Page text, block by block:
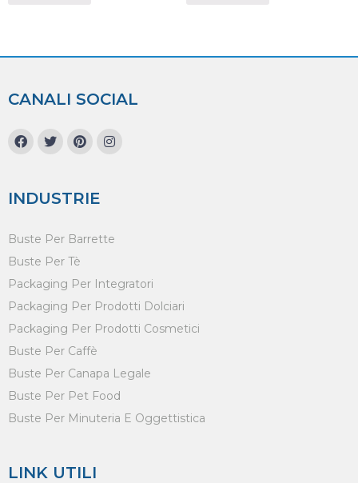
CANALI SOCIAL
INDUSTRIE
Buste Per Barrette
Buste Per Tè
Packaging Per Integratori
Packaging Per Prodotti Dolciari
Packaging Per Prodotti Cosmetici
Buste Per Caffè
Buste Per Canapa Legale
Buste Per Pet Food
Buste Per Minuteria E Oggettistica
LINK UTILI